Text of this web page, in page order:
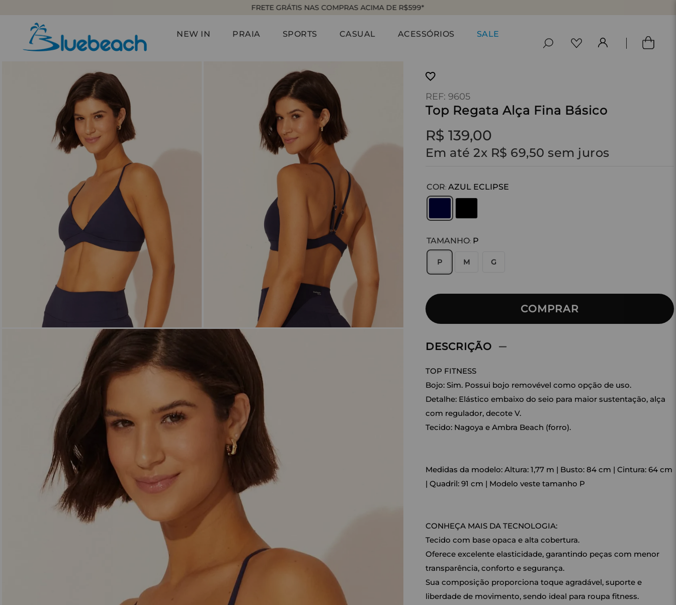
FRETE GRÁTIS NAS COMPRAS ACIMA DE R$599*
NEW IN PRAIA SPORTS CASUAL ACESSÓRIOS SALE
: 9605
Top Regata Alça Fina Básico
R$ 139,00
Em até2x R$ 69,50 sem juros
COR: AZUL ECLIPSE
TAMANHO: P
P M G
COMPRAR
DESCRIÇÃO
TOP FITNESS
Bojo: Sim. Possui bojo removével como opção de uso.
Detalhe: Elástico embaixo do seio para maior sustentação, alça
com regulador, decote V.
Tecido: Nagoya e Ambra Beach (forro).
Medidas da modelo: Altura: 1,77 m | Busto: 84 cm | Cintura: 64 cm
| Quadril: 91 cm | Modelo veste tamanho P
CONHEÇA MAIS DA TECNOLOGIA:
Tecido com base opaca e alta cobertura.
Oferece excelente elasticidade, garantindo peças com menor
transparência, conforto e segurança.
Sua composição proporciona toque agradável, suporte e
liberdade de movimento, sendo ideal para roupa fitness.